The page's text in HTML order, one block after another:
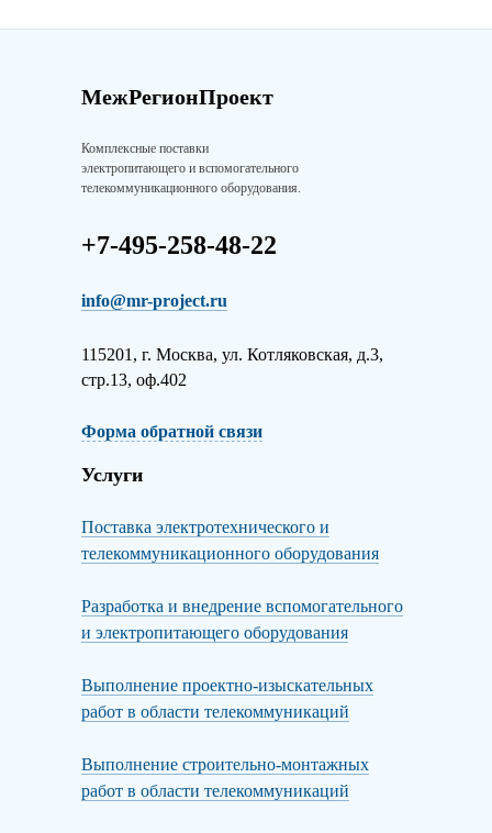
МежРегионПроект
Комплексные поставки
электропитающего и вспомогательного
телекоммуникационного оборудования.
+7-495-258-48-22
info@mr-project.ru
115201, г. Москва, ул. Котляковская, д.3,
стр.13, оф.402
Форма обратной связи
Услуги
Поставка электротехнического и
телекоммуникационного оборудования
Разработка и внедрение вспомогательного
и электропитающего оборудования
Выполнение проектно-изыскательных
работ в области телекоммуникаций
Выполнение строительно-монтажных
работ в области телекоммуникаций